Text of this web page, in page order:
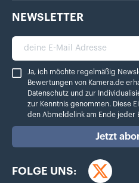
NEWSLETTER
deine E-Mail Adresse
Ja, ich möchte regelmäßig
Ja, ich möchte regelmäßig
Bewertungen von Kamera.de
Datenschutz und zur
zur Kenntnis genommen. Diese
den Abmeldelink am Ende jeder
Jetzt
FOLGE UNS:
Twitter